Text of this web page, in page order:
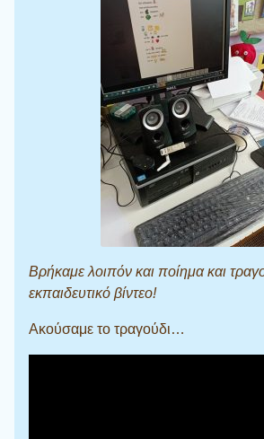
Βρήκαμε λοιπόν και ποίημα και
εκπαιδευτικό βίντεο!
Ακούσαμε το τραγούδι…